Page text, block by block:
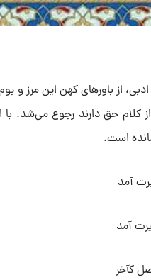
ادبی، از باور‌های کهن این مرز
کلام حق دارند رجوع می‌شد.
است.
آمد
آمد
کآخر